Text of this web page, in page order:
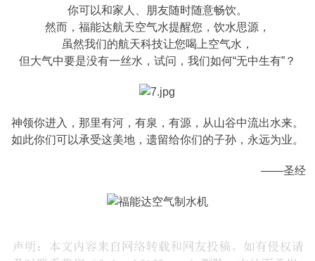
你可以和家人、朋友随时随意畅饮。
然而，福能达航天空气水提醒您，饮水思源，
虽然我们的航天科技让您喝上空气水，
但大气中要是没有一丝水，试问，我们如何“无中生有”？
神领你进入，那里有河，有泉，有源，从山谷中流出水来。
如此你们可以承受这美地，遗留给你们的子孙，永远为业。
——圣经